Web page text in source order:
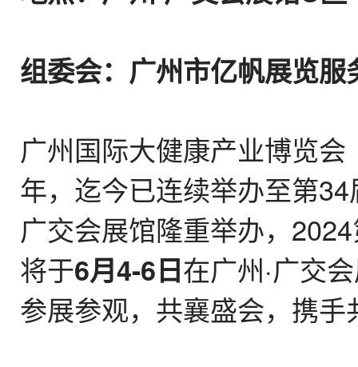
组委会：广州市亿帆展览
广州国际大健康产业博览会
年，迄今已连续举办至第
广交会展馆隆重举办，
将于6月4-6日在广州·广交
参展参观，共襄盛会，携手